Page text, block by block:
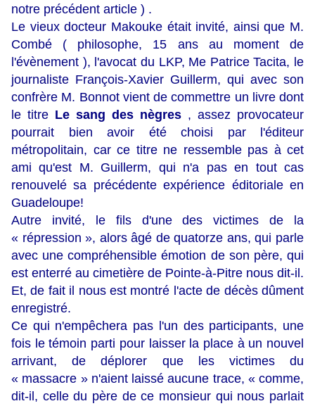
notre précédent article ) .
Le vieux docteur Makouke était invité, ainsi que M.
Combé ( philosophe, 15 ans au moment de
l'évènement ), l'avocat du LKP, Me Patrice Tacita, le
journaliste François-Xavier Guillerm, qui avec son
confrère M. Bonnot vient de commettre un livre dont
le titre Le sang des nègres , assez provocateur
pourrait bien avoir été choisi par l'éditeur
métropolitain, car ce titre ne ressemble pas à cet
ami qu'est M. Guillerm, qui n'a pas en tout cas
renouvelé sa précédente expérience éditoriale en
Guadeloupe!
Autre invité, le fils d'une des victimes de la
« répression », alors âgé de quatorze ans, qui parle
avec une compréhensible émotion de son père, qui
est enterré au cimetière de Pointe-à-Pitre nous dit-il.
Et, de fait il nous est montré l'acte de décès dûment
enregistré.
Ce qui n'empêchera pas l'un des participants, une
fois le témoin parti pour laisser la place à un nouvel
arrivant, de déplorer que les victimes du
« massacre » n'aient laissé aucune trace, « comme,
dit-il, celle du père de ce monsieur qui nous parlait